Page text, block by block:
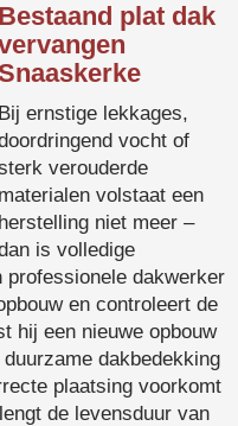
Bestaand plat dak
Bij ernstige lekkages,
vocht of
verouderde
materialen volstaat een
herstelling niet meer –
is volledige
dakwerker
en controleert de
hij een nieuwe opbouw
dakbedekking
plaatsing voorkomt
de levensduur van